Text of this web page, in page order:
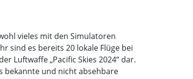
vieles mit den Simulatoren
sind es bereits 20 lokale Flüge bei
Luftwaffe „Pacific Skies 2024“ dar.
bekannte und nicht absehbare